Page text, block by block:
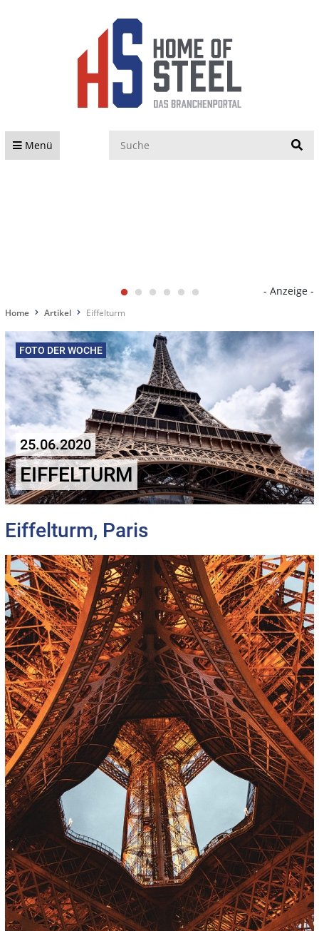
Menü
- Anzeige -
Home Artikel Eiffelturm
FOTO DER WOCHE
25.06.2020
EIFFELTURM
Eiffelturm, Paris